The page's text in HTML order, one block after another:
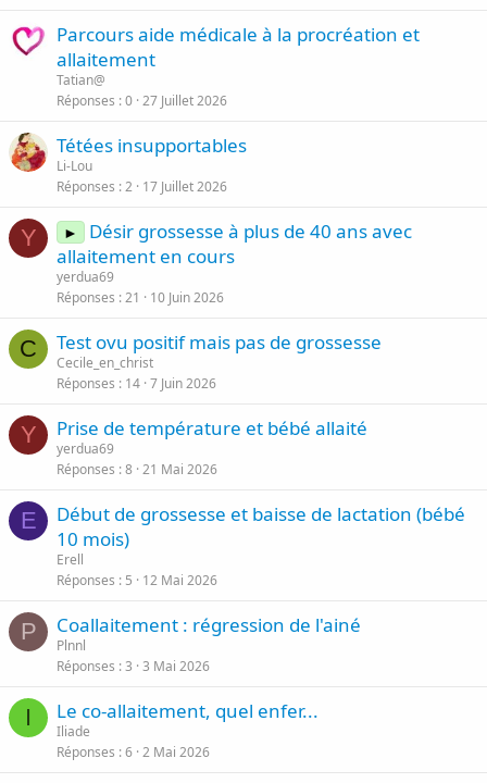
Parcours aide médicale à la procréation et
allaitement
Tatian@
Réponses 0 27 Juillet 2026
Tétées insupportables
Li-Lou
Réponses 2 17 Juillet 2026
Y ►
Désir grossesse à plus de 40 ans avec
allaitement en cours
yerdua69
Réponses 21 10 Juin 2026
C Test ovu positif mais pas de grossesse
Cecile_en_christ
Réponses
14 7 Juin 2026
Y Prise de température et bébé allaité
yerdua69
Réponses 8 21 Mai 2026
E
Début de grossesse et baisse de lactation (bébé
10 mois)
Erell
Réponses
5 12 Mai 2026
P Coallaitement : régression de l'ainé
Plnnl
Réponses 3 3 Mai 2026
I Le co-allaitement, quel enfer...
Iliade
Réponses 6 2 Mai 2026